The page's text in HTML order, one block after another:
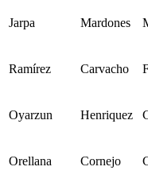
Jarpa Mardones
Ramírez Carvacho
Oyarzun Henriquez
Orellana Cornejo